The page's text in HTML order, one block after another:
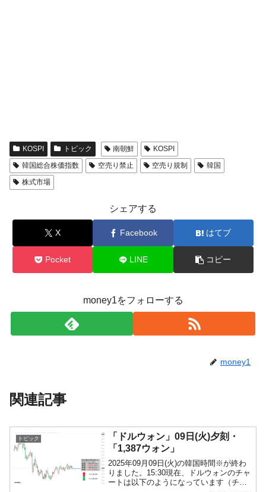
KOSPI トピック 南朝鮮
KOSPI
韓国総合株価指数
空売り禁止 空売り規制
韓国
株式市場
シェアする
X Facebook はてブ
Pocket LINE コピー
money1をフォローする
money1
関連記事
トピック
「ドルウォン」09日(火)夕刻・
「1,387ウォン」
2025年09月09日(火)の韓国時間※が終わ
りました。15:30現在、ドルウォンのチャ
ートは以下のようになっています（チャ